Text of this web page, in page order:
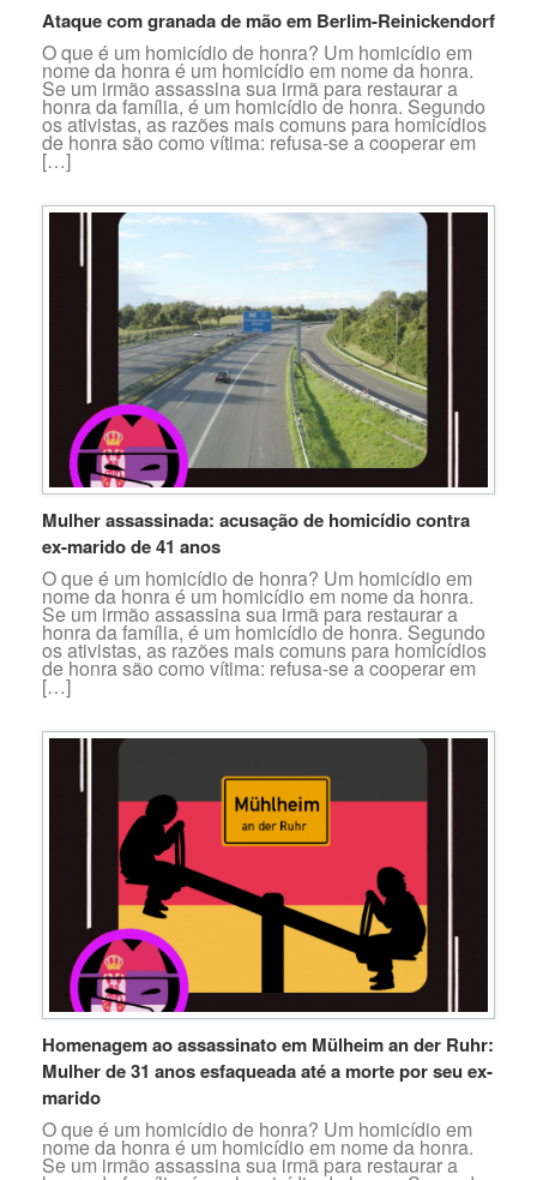
Ataque com granada de mão em Berlim-Reinickendorf
O que é um homicídio de honra? Um homicídio em
nome da honra é um homicídio em nome da honra.
Se um irmão assassina sua irmã para restaurar a
honra da família, é um homicídio de honra. Segundo
os ativistas, as razões mais comuns para homicídios
de honra são como vítima: refusa-se a cooperar em
[…]
Mulher assassinada: acusação de homicídio contra
ex-marido de 41 anos
O que é um homicídio de honra? Um homicídio em
nome da honra é um homicídio em nome da honra.
Se um irmão assassina sua irmã para restaurar a
honra da família, é um homicídio de honra. Segundo
os ativistas, as razões mais comuns para homicídios
de honra são como vítima: refusa-se a cooperar em
[…]
Homenagem ao assassinato em Mülheim an der Ruhr:
Mulher de 31 anos esfaqueada até a morte por seu ex-
marido
O que é um homicídio de honra? Um homicídio em
nome da honra é um homicídio em nome da honra.
Se um irmão assassina sua irmã para restaurar a